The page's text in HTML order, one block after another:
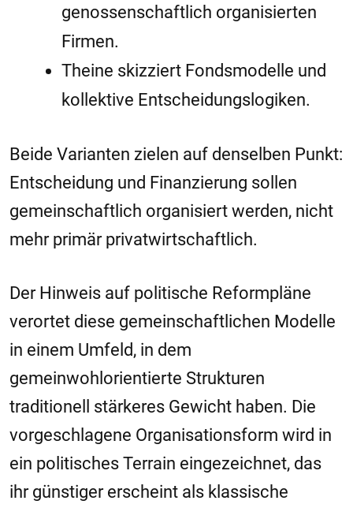
genossenschaftlich organisierten
Firmen.
Theine skizziert Fondsmodelle und
kollektive Entscheidungslogiken.
Beide Varianten zielen auf denselben Punkt:
Entscheidung und Finanzierung sollen
gemeinschaftlich organisiert werden, nicht
mehr primär privatwirtschaftlich.
Der Hinweis auf politische Reformpläne
verortet diese gemeinschaftlichen Modelle
in einem Umfeld, in dem
gemeinwohlorientierte Strukturen
traditionell stärkeres Gewicht haben. Die
vorgeschlagene Organisationsform wird in
ein politisches Terrain eingezeichnet, das
ihr günstiger erscheint als klassische